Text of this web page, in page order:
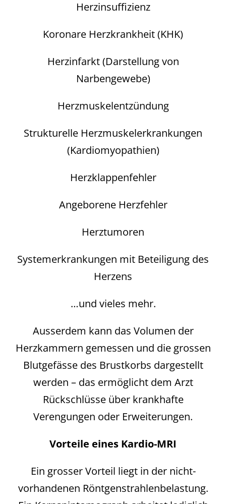
Herzinsuffizienz
Koronare Herzkrankheit (KHK)
Herzinfarkt (Darstellung von
Narbengewebe)
Herzmuskelentzündung
Strukturelle Herzmuskelerkrankungen
(Kardiomyopathien)
Herzklappenfehler
Angeborene Herzfehler
Herztumoren
Systemerkrankungen mit Beteiligung des
Herzens
…und vieles mehr.
Ausserdem kann das Volumen der
Herzkammern gemessen und die grossen
Blutgefässe des Brustkorbs dargestellt
werden – das ermöglicht dem Arzt
Rückschlüsse über krankhafte
Verengungen oder Erweiterungen.
Vorteile eines Kardio-MRI
Ein grosser Vorteil liegt in der nicht-
vorhandenen Röntgenstrahlenbelastung.